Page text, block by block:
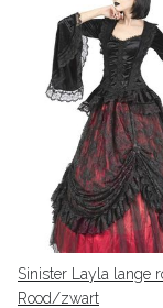
Sinister Layla lange
Rood/zwart